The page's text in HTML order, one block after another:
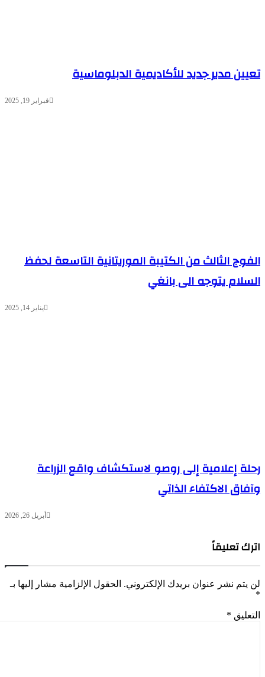
مدير جديد للأكاديمية الدبلوماسية
فبراير 19, 2025
الثالث من الكتيبة الموريتانية التاسعة لحفظ
يتوجه الى بانغي
يناير 14, 2025
إعلامية إلى روصو لاستكشاف واقع الزراعة
الاكتفاء الذاتي
أبريل 26, 2026
تعليقاً
يتم نشر عنوان بريدك الإلكتروني. الحقول الإلزامية مشار إليها بـ
*